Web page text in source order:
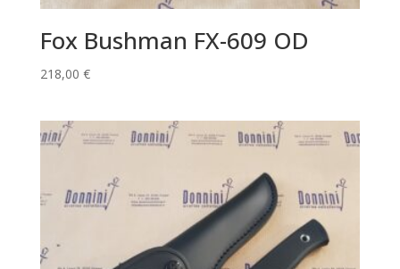
Fox Bushman FX-609 OD
218,00 €